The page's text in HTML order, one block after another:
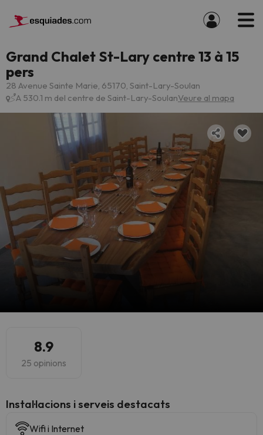
Grand Chalet St-Lary centre 13 à 15
pers
28 Avenue Sainte Marie, 65170, Saint-Lary-Soulan
A 530.1 m del centre de Saint-Lary-SoulanVeure al mapa
8.9
25 opinions
Instal·lacions i serveis destacats
Wifi i Internet